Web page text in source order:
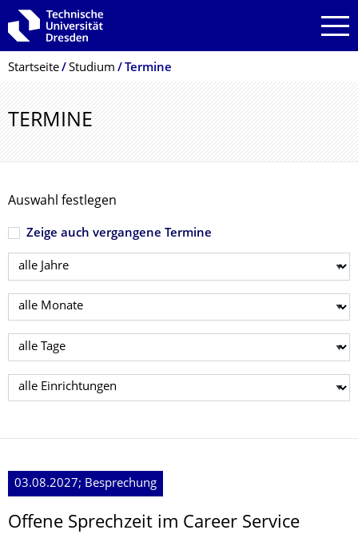
Zur Hauptnavigation springen
Zur Suche springen
Zum Inhalt springen
Breadcrumb-Menü
Startseite Studium Termine
TERMINE
Auswahl festlegen
Zeige auch vergangene Termine
Jahr wählen
Monat wählen
Tag wählen
Einrichtung wählen
03.08.2027; Besprechung
Offene Sprechzeit im Career Service